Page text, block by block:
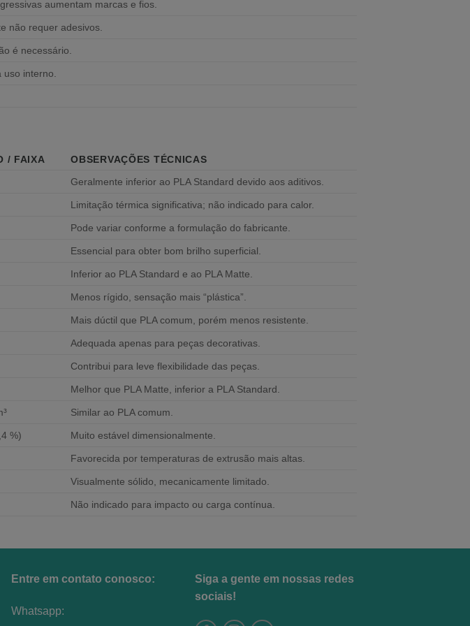
aumentam marcas e fios.
não requer adesivos.
é necessário.
interno.
/ FAIXA
OBSERVAÇÕES TÉCNICAS
Geralmente inferior ao PLA Standard devido aos aditivos.
Limitação térmica significativa; não indicado para calor.
Pode variar conforme a formulação do fabricante.
Essencial para obter bom brilho superficial.
Inferior ao PLA Standard e ao PLA Matte.
Menos rígido, sensação mais “plástica”.
Mais dúctil que PLA comum, porém menos resistente.
Adequada apenas para peças decorativas.
Contribui para leve flexibilidade das peças.
Melhor que PLA Matte, inferior a PLA Standard.
Similar ao PLA comum.
%) Muito estável dimensionalmente.
Favorecida por temperaturas de extrusão mais altas.
Visualmente sólido, mecanicamente limitado.
Não indicado para impacto ou carga contínua.
Entre em contato conosco:
Whatsapp:
Siga a gente em nossas redes
sociais!